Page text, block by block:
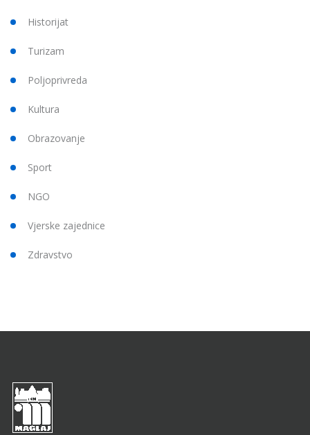
Historijat
Turizam
Poljoprivreda
Kultura
Obrazovanje
Sport
NGO
Vjerske zajednice
Zdravstvo